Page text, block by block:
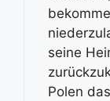
seine
Polen